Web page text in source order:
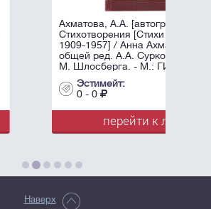
Ахматова, А.А. [автограф]
Стихотворения [Стихи разных лет
1909-1957] / Анна Ахматова, под
общей ред. А.А. Суркова; Оформл.
М. Шлосберга. - М.: ГИХЛ, ...
Эстимейт:
перейти к лоту
Наверх